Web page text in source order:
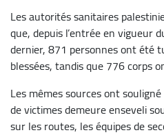
Les autorités sanitaires
que, depuis l’entrée en vigueur
dernier, 871 personnes ont été
blessées, tandis que 776 corps
Les mêmes sources ont
de victimes demeure enseveli
sur les routes, les équipes de